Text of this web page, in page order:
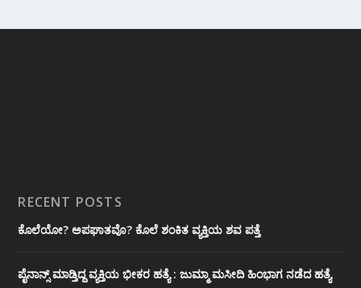
RECENT POSTS
ಕೊಲೆಯೋ? ಅಪಘಾತವೊ? ಕೊಲೆ ಶಂಕಿತ ವ್ಯಕ್ತಿಯ ಶವ ಪತ್ತೆ
ಪೈನಾನ್ಸ್ ಮಾಡ್ತಿದ್ದ ವ್ಯಕ್ತಿಯ ಭೀಕರ‌ ಹತ್ಯೆ : ಜುಮ್ಮಾ ಮಸೀದಿ ಹಿಂಭಾಗ ನಡೆದ ಹತ್ಯೆ